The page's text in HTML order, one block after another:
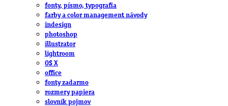
fonty, písmo, typografia
farby a color management návody
indesign
photoshop
illustrator
lightroom
OS X
office
fonty zadarmo
rozmery papiera
slovník pojmov